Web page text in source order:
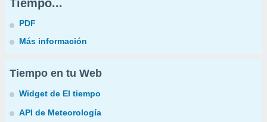
Tiempo...
PDF
Más información
Tiempo en tu Web
Widget de El tiempo
API de Meteorología